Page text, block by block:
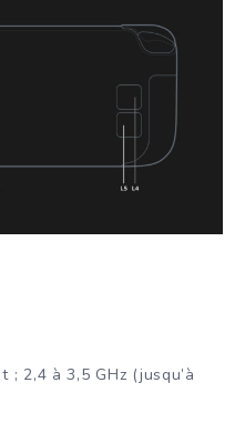
; 2,4 à 3,5 GHz (jusqu’à